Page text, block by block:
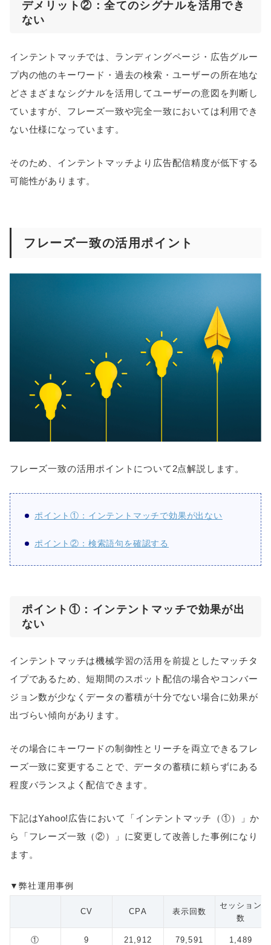
デメリット②：全てのシグナルを活用でき
ない
インテントマッチでは、ランディングページ・広告グルー
プ内の他のキーワード・過去の検索・ユーザーの所在地な
どさまざまなシグナルを活用してユーザーの意図を判断し
ていますが、フレーズ一致や完全一致においては利用でき
ない仕様になっています。
そのため、インテントマッチより広告配信精度が低下する
可能性があります。
フレーズ一致の活用ポイント
フレーズ一致の活用ポイントについて2点解説します。
ポイント①：インテントマッチで効果が出ない
ポイント②：検索語句を確認する
ポイント①：インテントマッチで効果が出
ない
インテントマッチは機械学習の活用を前提としたマッチタ
イプであるため、短期間のスポット配信の場合やコンバー
ジョン数が少なくデータの蓄積が十分でない場合に効果が
出づらい傾向があります。
その場合にキーワードの制御性とリーチを両立できるフレ
ーズ一致に変更することで、データの蓄積に頼らずにある
程度バランスよく配信できます。
下記はYahoo!広告において「インテントマッチ（①）」か
ら「フレーズ一致（②）」に変更して改善した事例になり
ます。
▼弊社運用事例
CV CPA 表示回数
セッション
数
① 9 21,912 79,591 1,489